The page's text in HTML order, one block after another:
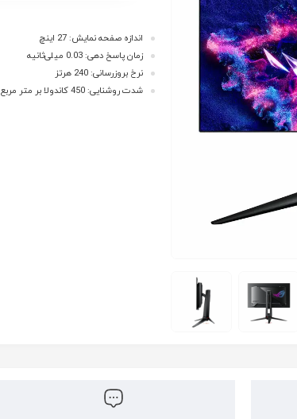
اندازه صفحه نمایش: 27 اینچ
زمان پاسخ دهی: 0.03 میلی‌ثانیه
نرخ بروزرسانی: 240 هرتز
شدت روشنایی: 450 کاندولا بر متر مربع